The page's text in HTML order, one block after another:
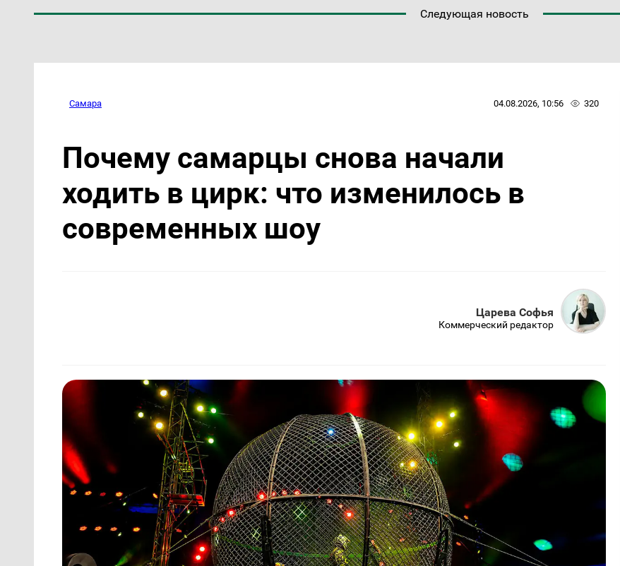
Следующая новость
Самара 04.08.2026, 10:56 320
Почему самарцы снова начали
ходить в цирк: что изменилось в
современных шоу
Царева Софья
Коммерческий редактор